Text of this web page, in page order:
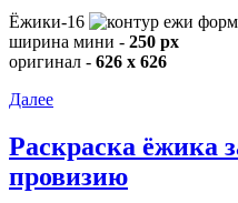
Ёжики-16
ширина мини - 250 px
оригинал - 626 x 626
Далее
Раскраска ёжика
провизию